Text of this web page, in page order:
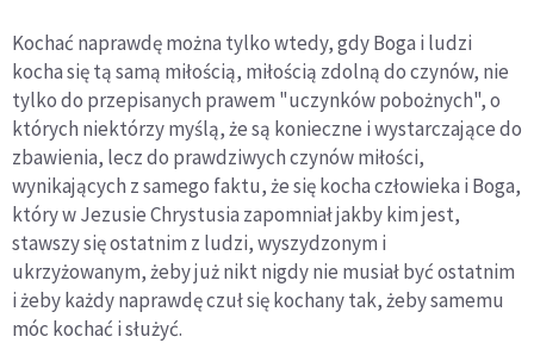
Kochać naprawdę można tylko wtedy, gdy Boga i ludzi
kocha się tą samą miłością, miłością zdolną do czynów, nie
tylko do przepisanych prawem "uczynków pobożnych", o
których niektórzy myślą, że są konieczne i wystarczające do
zbawienia, lecz do prawdziwych czynów miłości,
wynikających z samego faktu, że się kocha człowieka i Boga,
który w Jezusie Chrystusia zapomniał jakby kim jest,
stawszy się ostatnim z ludzi, wyszydzonym i
ukrzyżowanym, żeby już nikt nigdy nie musiał być ostatnim
i żeby każdy naprawdę czuł się kochany tak, żeby samemu
móc kochać i służyć.